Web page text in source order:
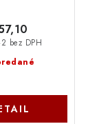
bez DPH